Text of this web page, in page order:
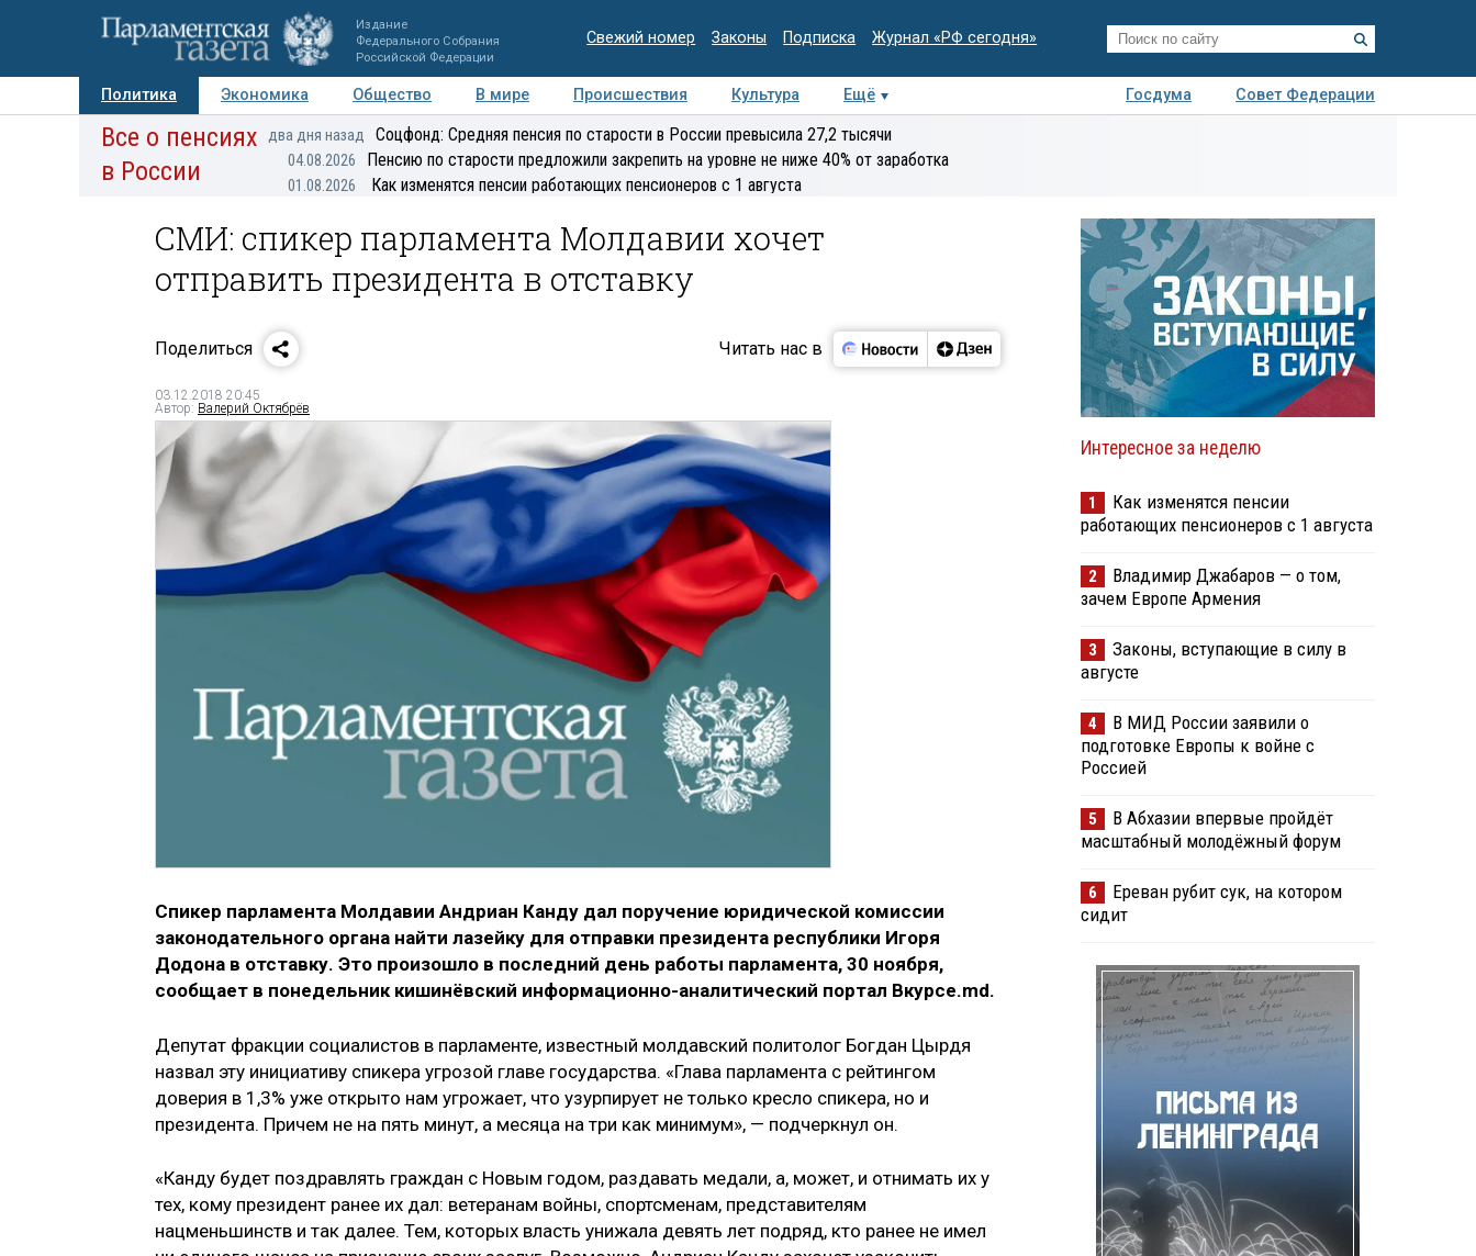
Издание
Федерального Собрания
Российской Федерации
Свежий номер Законы Подписка Журнал «РФ сегодня»
Политика Экономика Общество В мире Происшествия Культура Ещё Госдума
Совет Федерации
Авторы Персоны Мнения Регионы Медиацентр Интервью Колумнисты
Все о пенсиях
в России
два дня назад Соцфонд: Средняя пенсия по старости в России превысила 27,2 тысячи
04.08.2026 Пенсию по старости предложили закрепить на уровне не ниже 40% от заработка
01.08.2026 Как изменятся пенсии работающих пенсионеров с 1 августа
СМИ: спикер парламента Молдавии хочет
отправить президента в отставку
Поделиться Читать нас в
03.12.2018 20:45
Автор: Валерий Октябрёв
Спикер парламента Молдавии Андриан Канду дал поручение юридической комиссии
законодательного органа найти лазейку для отправки президента республики Игоря
Додона в отставку. Это произошло в последний день работы парламента, 30 ноября,
сообщает в понедельник кишинёвский информационно-аналитический портал Вкурсе.md.
Депутат фракции социалистов в парламенте, известный молдавский политолог Богдан Цырдя
назвал эту инициативу спикера угрозой главе государства. «Глава парламента с рейтингом
доверия в 1,3% уже открыто нам угрожает, что узурпирует не только кресло спикера, но и
президента. Причем не на пять минут, а месяца на три как минимум», — подчеркнул он.
«Канду будет поздравлять граждан с Новым годом, раздавать медали, а, может, и отнимать их у
тех, кому президент ранее их дал: ветеранам войны, спортсменам, представителям
нацменьшинств и так далее. Тем, которых власть унижала девять лет подряд, кто ранее не имел
Интересное за неделю
1
Как изменятся пенсии
работающих пенсионеров с 1 августа
2
Владимир Джабаров — о том,
зачем Европе Армения
3
Законы, вступающие в силу в
августе
4
В МИД России заявили о
подготовке Европы к войне с
Россией
5
В Абхазии впервые пройдёт
масштабный молодёжный форум
6
Ереван рубит сук, на котором
сидит